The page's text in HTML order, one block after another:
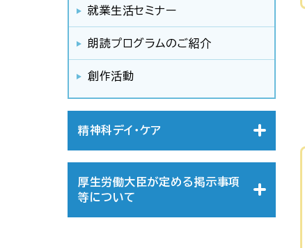
就業生活セミナー
朗読プログラムのご紹介
創作活動
精神科デイ・ケア
厚生労働大臣が定める掲示事項
等について